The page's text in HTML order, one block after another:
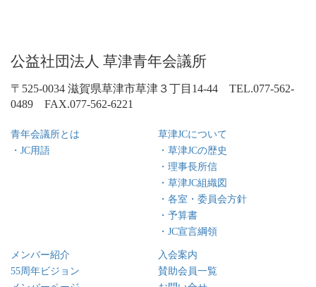
公益社団法人 草津青年会議所
〒525-0034 滋賀県草津市草津３丁目14-44 TEL.077-562-
0489 FAX.077-562-6221
青年会議所とは
・JC用語
草津JCについて
・草津JCの歴史
・理事長所信
・草津JC組織図
・各室・委員会方針
・予算書
・JC宣言綱領
メンバー紹介
入会案内
55周年ビジョン
賛助会員一覧